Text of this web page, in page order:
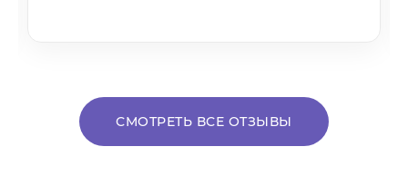
СМОТРЕТЬ ВСЕ ОТЗЫВЫ